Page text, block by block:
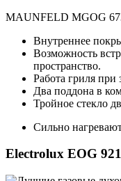
MAUNFELD MGOG
Внутреннее
Возможность
пространство.
Работа гриля при
Два поддона в
Тройное стекло
Сильно
Electrolux EOG